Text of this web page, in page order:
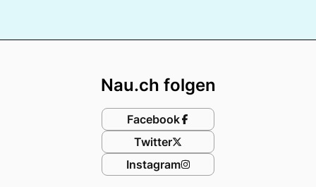
Nau.ch folgen
Facebook
Twitter
Instagram